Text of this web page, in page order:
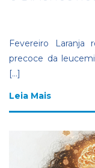
Fevereiro Laranja
precoce da
[…]
Leia Mais